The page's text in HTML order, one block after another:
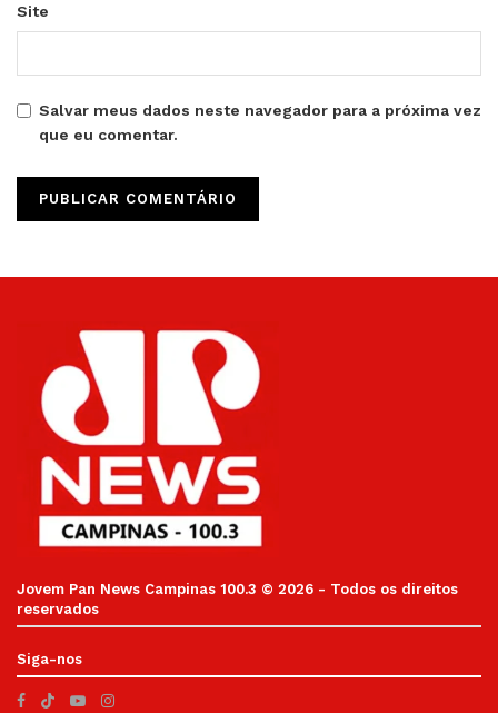
Site
Salvar meus dados neste navegador para a próxima vez
que eu comentar.
Jovem Pan News Campinas 100.3 © 2026 - Todos os direitos
reservados
Siga-nos